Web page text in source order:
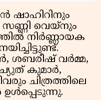
ഷാഹിറിനും
വെയ്‌നും
നിർണ്ണായക
ശബരീഷ് വർമ്മ,
കുമാർ,
ചിത്രത്തിലെ
ഉൾപ്പെടുന്നു.